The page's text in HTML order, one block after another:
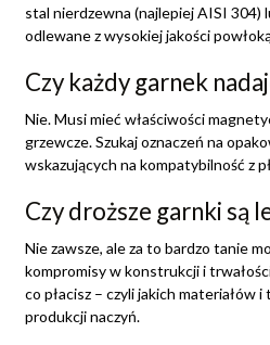
stal nierdzewna (najlepiej AISI 304)
odlewane z wysokiej jakości
Czy każdy garnek
Nie. Musi mieć właściwości
grzewcze. Szukaj oznaczeń na
wskazujących na kompatybilność z
Czy droższe garnki są
Nie zawsze, ale za to bardzo tanie
kompromisy w konstrukcji i
co płacisz – czyli jakich materiałów
produkcji naczyń.